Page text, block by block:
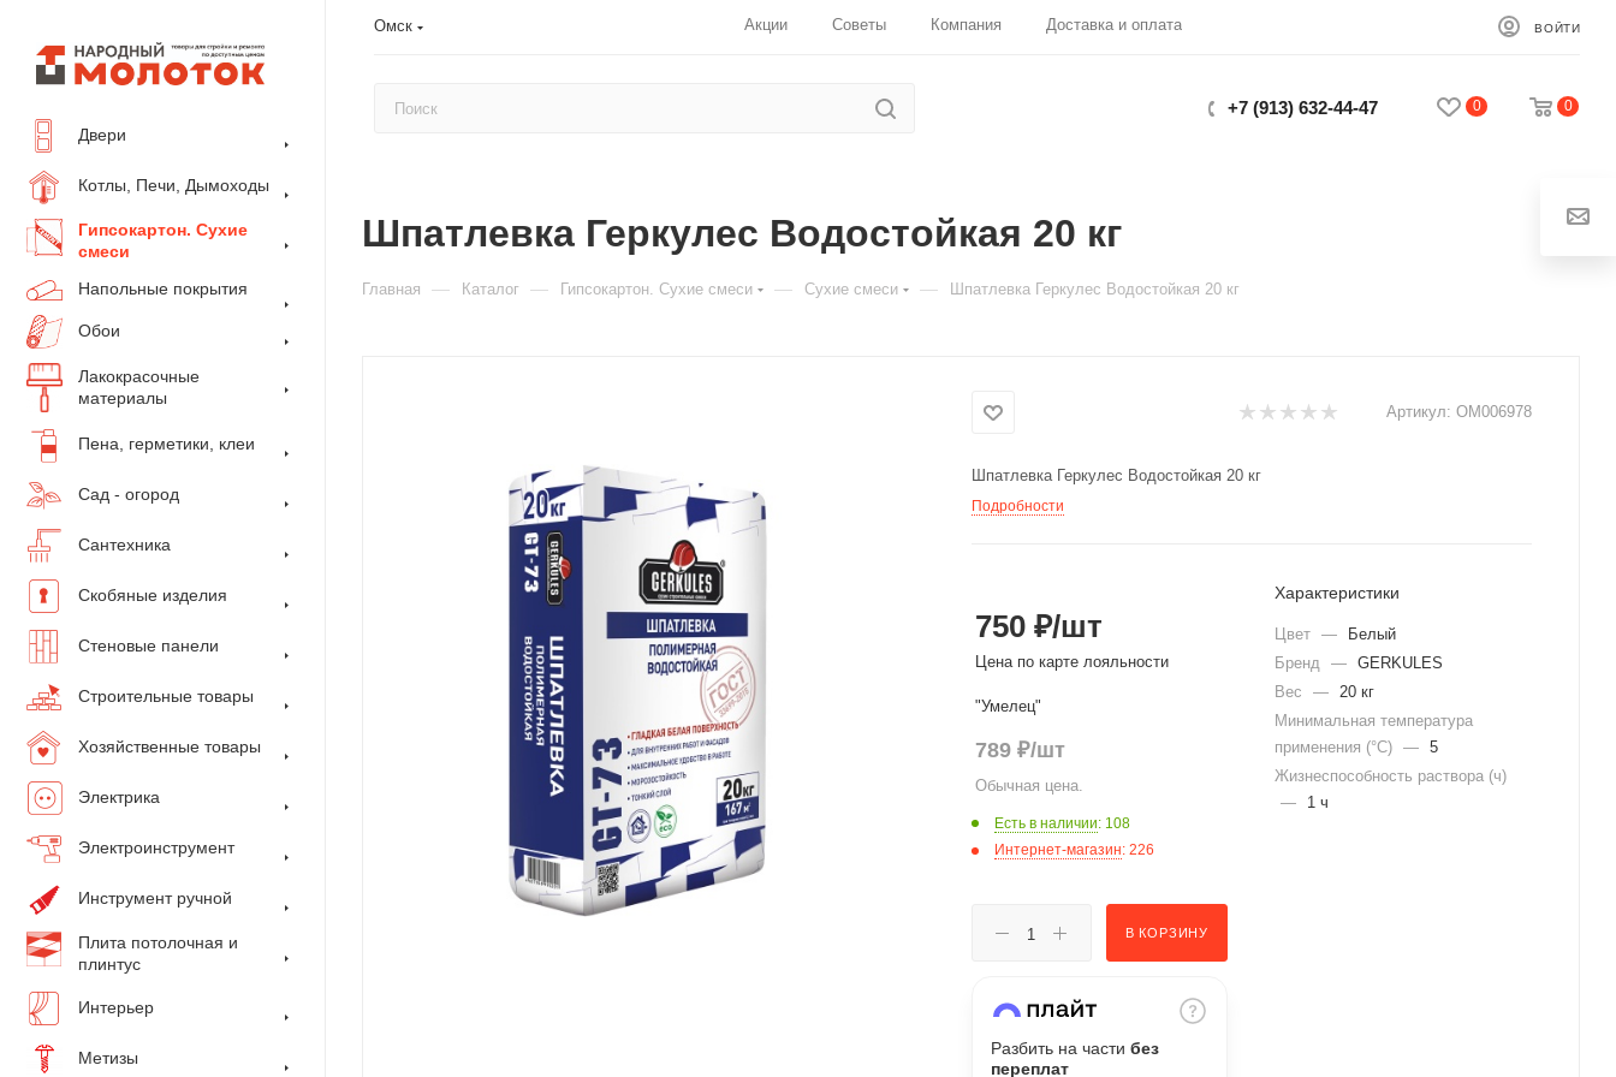
Омск Акции Советы Компания Доставка и оплата ВОЙТИ
0 0
+7 (913) 632-44-47
Двери
Котлы, Печи, Дымоходы
Гипсокартон. Сухие
смеси
Напольные покрытия
Обои
Лакокрасочные
материалы
Пена, герметики, клеи
Сад - огород
Сантехника
Скобяные изделия
Стеновые панели
Строительные товары
Хозяйственные товары
Электрика
Электроинструмент
Инструмент ручной
Плита потолочная и
плинтус
Интерьер
Метизы
Шпатлевка Геркулес Водостойкая 20 кг
Главная — Каталог — Гипсокартон. Сухие смеси — Сухие смеси — Шпатлевка Геркулес Водостойкая 20 кг
Артикул: ОМ006978
Шпатлевка Геркулес Водостойкая 20 кг
Подробности
750 ₽/шт
Цена по карте лояльности
"Умелец"
789₽/шт
Обычная цена.
Есть в наличии: 108
Интернет-магазин: 226
В КОРЗИНУ
Разбить на части без
переплат
Характеристики
Цвет —
Белый
Бренд —
GERKULES
Вес
—
20 кг
Минимальная температура
применения (°C) —
5
Жизнеспособность раствора (ч)
—
1 ч
График платежей
Сегодня
25 %
Добавляйте товары
Оплачивайте сегодня только
25% картой любого банка